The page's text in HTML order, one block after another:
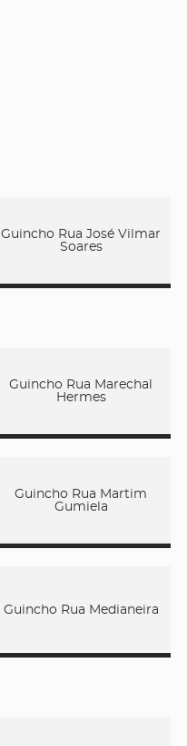
Guincho Rua José Vilmar
Soares
Guincho Rua Marechal
Hermes
Guincho Rua Martim
Gumiela
Guincho Rua Medianeira